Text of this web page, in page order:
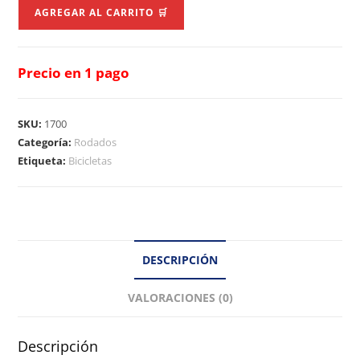
AGREGAR AL CARRITO 🛒
Precio en 1 pago
SKU: 1700
Categoría: Rodados
Etiqueta: Bicicletas
DESCRIPCIÓN
VALORACIONES (0)
Descripción